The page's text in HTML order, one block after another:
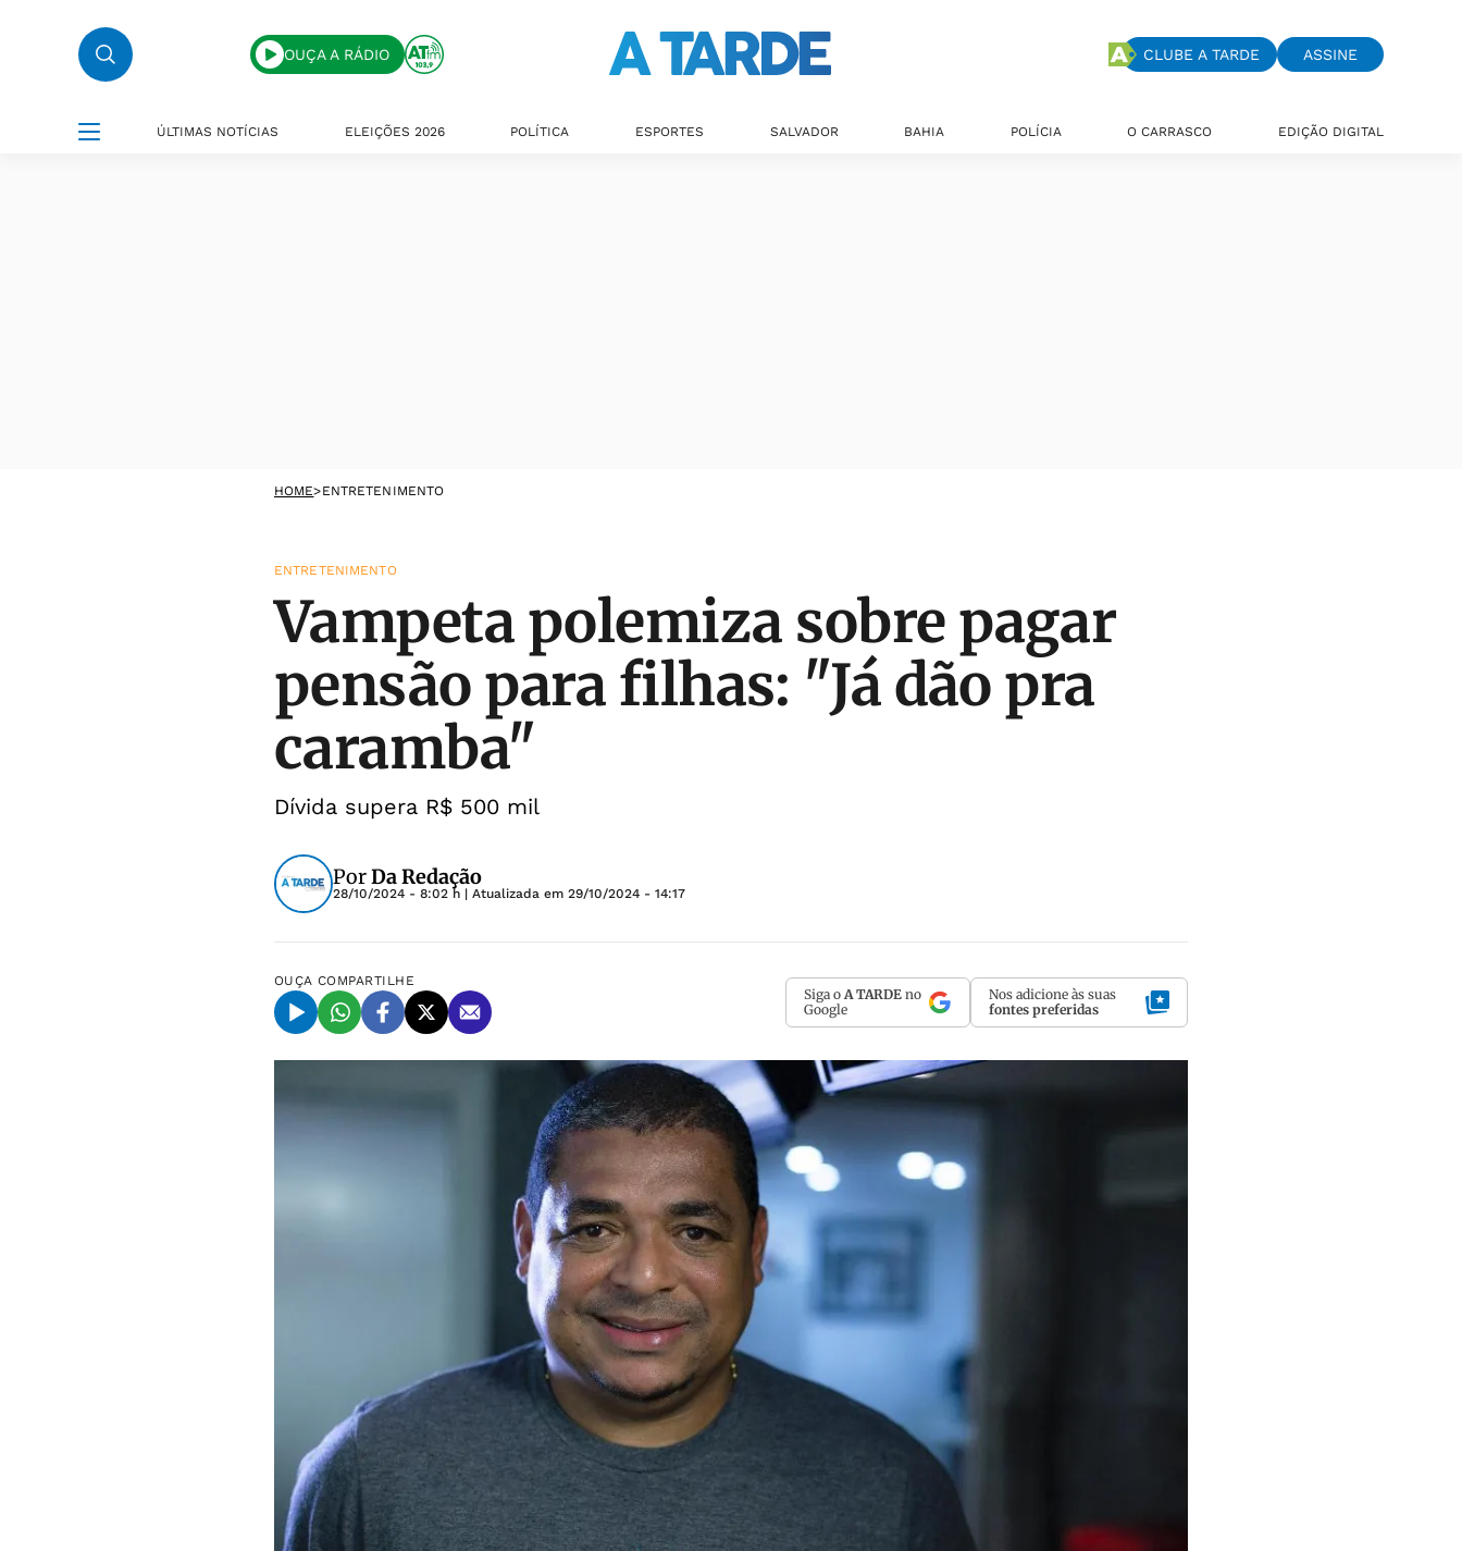
OUÇA A RÁDIO CLUBE A TARDE ASSINE
ÚLTIMAS NOTÍCIAS ELEIÇÕES 2026 POLÍTICA ESPORTES SALVADOR BAHIA POLÍCIA O CARRASCO EDIÇÃO DIGITAL
HOME>ENTRETENIMENTO
ENTRETENIMENTO
Vampeta polemiza sobre pagar
pensão para filhas: "Já dão pra
caramba"
Dívida supera R$ 500 mil
PorDa Redação
28/10/2024 - 8:02 h | Atualizada em 29/10/2024 - 14:17
OUÇA COMPARTILHE
Siga o A TARDE no
Google
Nos adicione às suas
fontes preferidas